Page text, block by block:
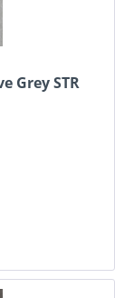
Grey STR